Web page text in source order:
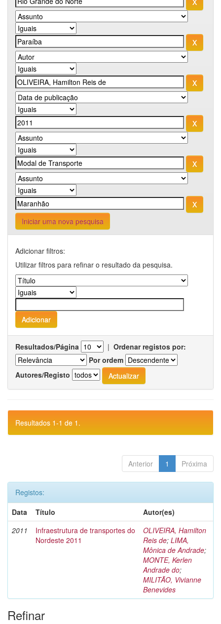
Iniciar uma nova pesquisa
Adicionar filtros:
Utilizar filtros para refinar o resultado da pesquisa.
Resultados/Página | Ordenar registos por:
Por ordem
Autores/Registo
Resultados 1-1 de 1.
Anterior 1 Próxima
Registos:
Data
Título
Autor(es)
2011
Infraestrutura de transportes do
Nordeste 2011
OLIVEIRA, Hamilton
Reis de; LIMA,
Mônica de Andrade;
MONTE, Kerlen
Andrade do;
MILITÃO, Vivianne
Benevides
Refinar